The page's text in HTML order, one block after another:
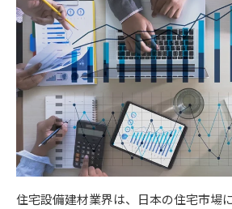
住宅設備建材業界は、日本の住宅市場